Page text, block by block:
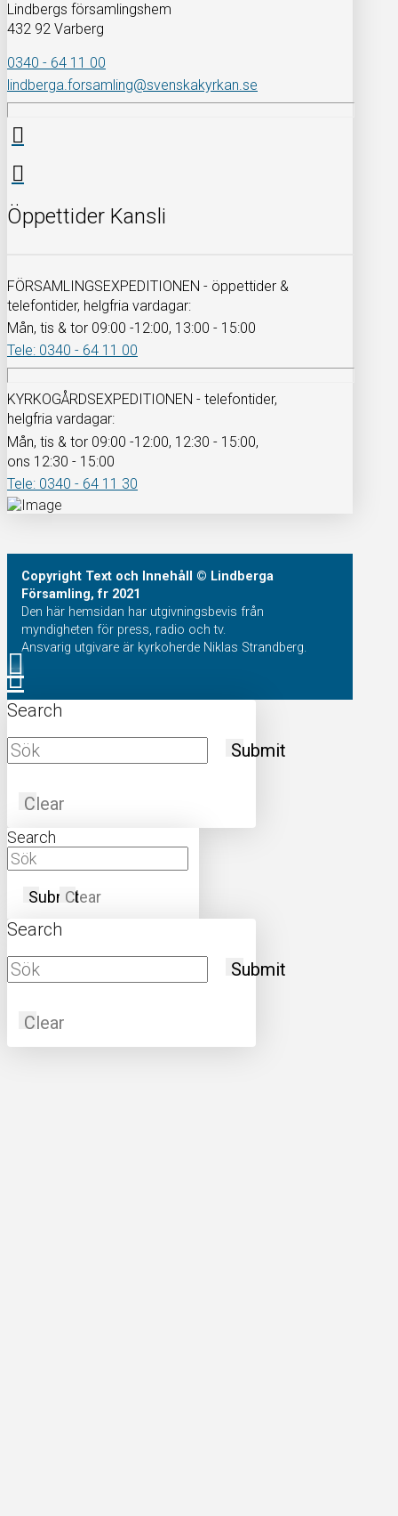
Lindbergs församlingshem
432 92 Varberg
0340 - 64 11 00
lindberga.forsamling@svenskakyrkan.se
Öppettider Kansli
FÖRSAMLINGSEXPEDITIONEN - öppettider &
telefontider, helgfria vardagar:
Mån, tis & tor 09:00 -12:00, 13:00 - 15:00
Tele: 0340 - 64 11 00
KYRKOGÅRDSEXPEDITIONEN - telefontider,
helgfria vardagar:
Mån, tis & tor 09:00 -12:00, 12:30 - 15:00,
ons 12:30 - 15:00
Tele: 0340 - 64 11 30
Copyright Text och Innehåll
© Lindberga
Församling, fr 2021
Den här hemsidan har utgivningsbevis från
myndigheten för press, radio och tv.
Ansvarig utgivare är kyrkoherde Niklas Strandberg.
Search
Submit
Clear
Search
SubmitClear
Search
Submit
Clear